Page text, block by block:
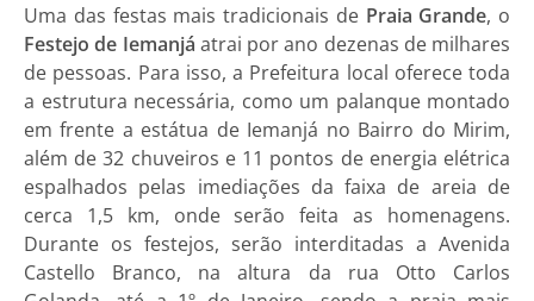
Uma das festas mais tradicionais dePraia Grande, o
Festejo de Iemanjá atrai por ano dezenas de milhares
de pessoas. Para isso, a Prefeitura local oferece toda
a estrutura necessária, como um palanque montado
em frente a estátua de Iemanjá no Bairro do Mirim,
além de 32 chuveiros e 11 pontos de energia elétrica
espalhados pelas imediações da faixa de areia de
cerca 1,5 km, onde serão feita as homenagens.
Durante os festejos, serão interditadas a Avenida
Castello Branco, na altura da rua Otto Carlos